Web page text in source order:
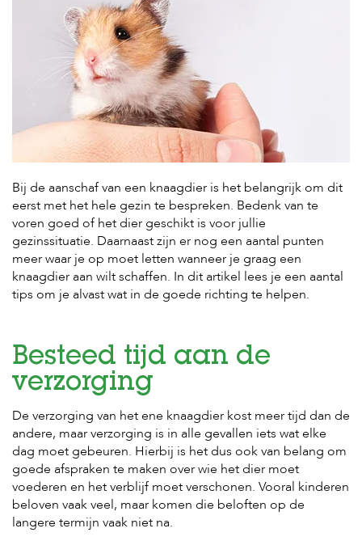
e
H
o
n
d
e
n
K
a
e
n
K
a
a
g
d
i
e
r
e
n
Bij de aanschaf van een knaagdier is het belangrijk om dit
eerst met het hele gezin te bespreken. Bedenk van te
voren goed of het dier geschikt is voor jullie
gezinssituatie. Daarnaast zijn er nog een aantal punten
meer waar je op moet letten wanneer je graag een
knaagdier aan wilt schaffen. In dit artikel lees je een aantal
tips om je alvast wat in de goede richting te helpen.
Besteed tijd aan de
verzorging
De verzorging van het ene knaagdier kost meer tijd dan de
andere, maar verzorging is in alle gevallen iets wat elke
dag moet gebeuren. Hierbij is het dus ook van belang om
goede afspraken te maken over wie het dier moet
voederen en het verblijf moet verschonen. Vooral kinderen
beloven vaak veel, maar komen die beloften op de
langere termijn vaak niet na.